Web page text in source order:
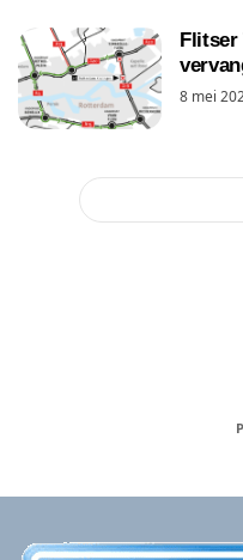
Flitser
8 mei